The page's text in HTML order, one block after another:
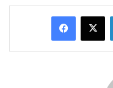
Facebook
X